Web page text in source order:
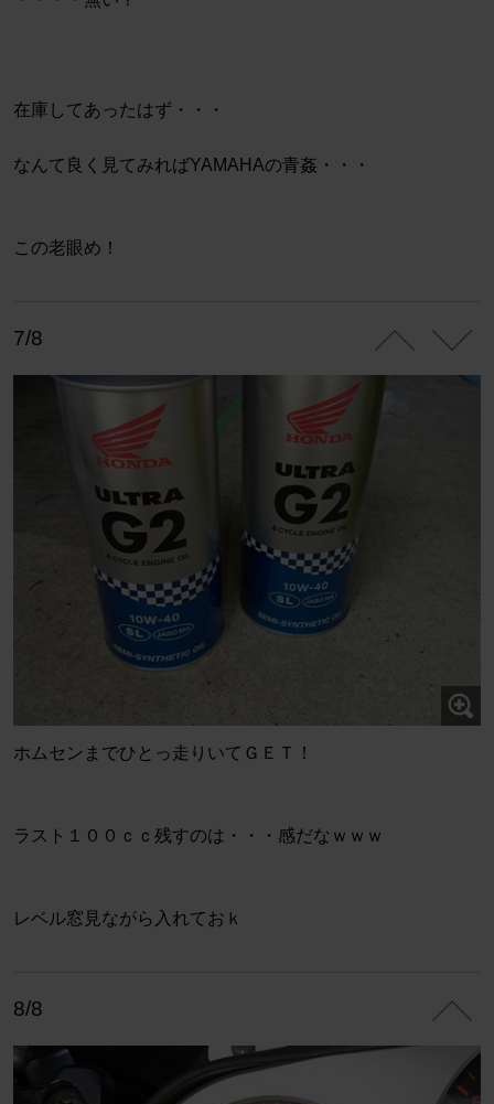
在庫してあったはず・・・
なんて良く見てみればYAMAHAの青姦・・・
この老眼め！
7/8
ホムセンまでひとっ走りいてＧＥＴ！
ラスト１００ｃｃ残すのは・・・感だなｗｗｗ
レベル窓見ながら入れておｋ
8/8